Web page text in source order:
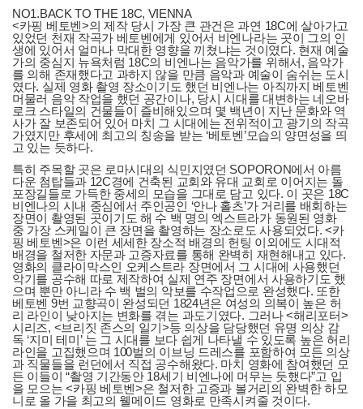
NO1.BACK TO THE 18C, VIENNA
<카핑 베토벤>의 제작 당시 가장 큰 관건은 과연 18C에 살아가고
있었던 천재 작곡가 베토벤에게 있어서 비엔나라는 곳이 그의 인
생에 있어서 얼마나 막대한 영향을 끼쳤냐는 것이였다. 현재 예술
가의 중심지 뉴욕처럼 18C의 비엔나는 음악가를 위해서, 음악가
를 의해 존재했다고 과하지 않을 만큼 음악과 예술이 숨쉬는 도시
였다. 실제 영화 촬영 장소이기도 했던 비엔나는 아직까지 베토벤
머물러 음악 작업을 했던 공간이나, 당시 시대를 대변하는 네오바
로크 스타일의 건물들이 즐비해있으며 몇 백년이 지난 문화와 역
사가 잘 보존되어 있어 마치 그 시대에는 전위적이고 광기의 작곡
가였지만 후세에 최고의 칭송을 받는 ‘베토벤’모습의 양면성을 띄
고 있는 듯하다.
특히 주목할 곳은 로마시대의 식민지였던 SOPORON에서 아름
다운 첨탑들과 12C경에 건축된 교회와 유대 교회로 이어지는 돌
포장길들로 가득한 중세의 모습을 그대로 담고 있다. 이 곳은 18C
비엔나의 시내 중심에서 주인공인 ‘안나 홀츠’가 거리를 배회하는
장면이 촬영된 곳이기도 해 수 백 명의 엑스트라가 동원된 영화
중 가장 스케일이 큰 장면을 촬영하는 장소로도 사용되었다. <카
핑 베토벤>은 이런 세세한 장소적 배경의 헌팅 이외에도 시대적
배경을 철저한 자문과 고증자료를 통해 완벽히 재현해내고 있다.
영화의 클라이막스인 오케스트라 장면에서 그 시대에 사용했던
악기를 공수해 따로 제작하여 실제 연주 장면에서 사용하기도 했
으며 뿐만 아니라 수 백 벌의 악보를 수작업으로 완성했다. 또한
베토벤 9번 교향곡이 완성되던 1824년은 여성의 의복이 높은 허
리 라인이 낮아지는 변화를 겪는 과도기였다. 그러나 <해리포터>
시리즈, <브리짓 존스의 일기>등 의상을 담당했던 유명 의상 감
독 ‘지미 테미’ 는 그 시대를 보다 쉽게 나타낼 수 있도록 높은 허리
라인을 고집했으며 100벌의 이브닝 드레스를 포함하여 모든 의상
과 직물들을 런던에서 직접 공수해왔다. 마치 영화에 참여했던 모
든 이들이 “촬영 기간동안 18세기 비엔나에 머무는 듯했다”고 입
을 모으는 <카핑 베토벤>은 철저한 고증과 볼거리의 완벽한 하모
니로 올 가을 최고의 웰메이드 영화로 만족시켜줄 것이다.